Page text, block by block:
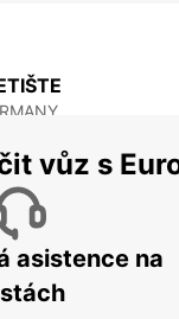
- GERMANY
vůz s
asistence na